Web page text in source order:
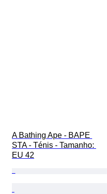
A Bathing Ape - BAPE
STA - Ténis - Tamanho:
EU 42